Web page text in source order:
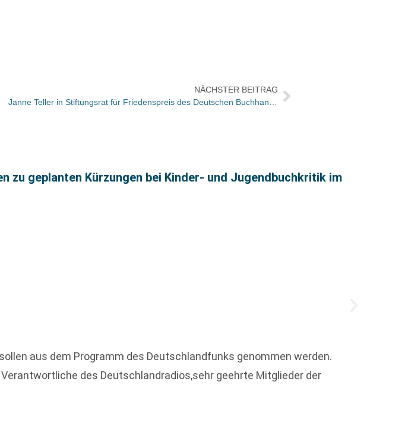
NÄCHSTER BEITRAG
geplanten Kürzungen bei Kinder- und Jugendbuchkritik im
aus dem Programm des Deutschlandfunks genommen werden.
des Deutschlandradios,sehr geehrte Mitglieder der